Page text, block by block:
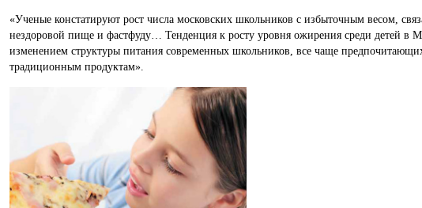
«Ученые констатируют рост числа московских школьников с избыточным весом,
нездоровой пище и фастфуду… Тенденция к росту уровня ожирения среди детей в
изменением структуры питания современных школьников, все чаще
традиционным продуктам».